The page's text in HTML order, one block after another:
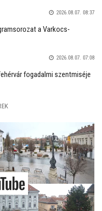
2026.08.07. 08:37
a Varkocs-
2026.08.07. 07:08
fogadalmi szentmiséje